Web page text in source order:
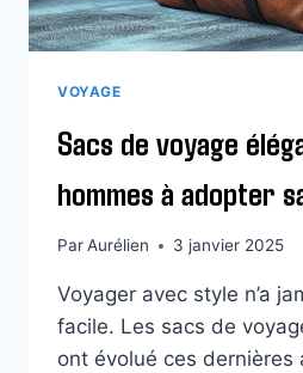
VOYAGE
Sacs de voyage
hommes à adopter
ParAurélien 3 janvier 2025
Voyager avec style n’a
facile. Les sacs de
ont évolué ces dernières